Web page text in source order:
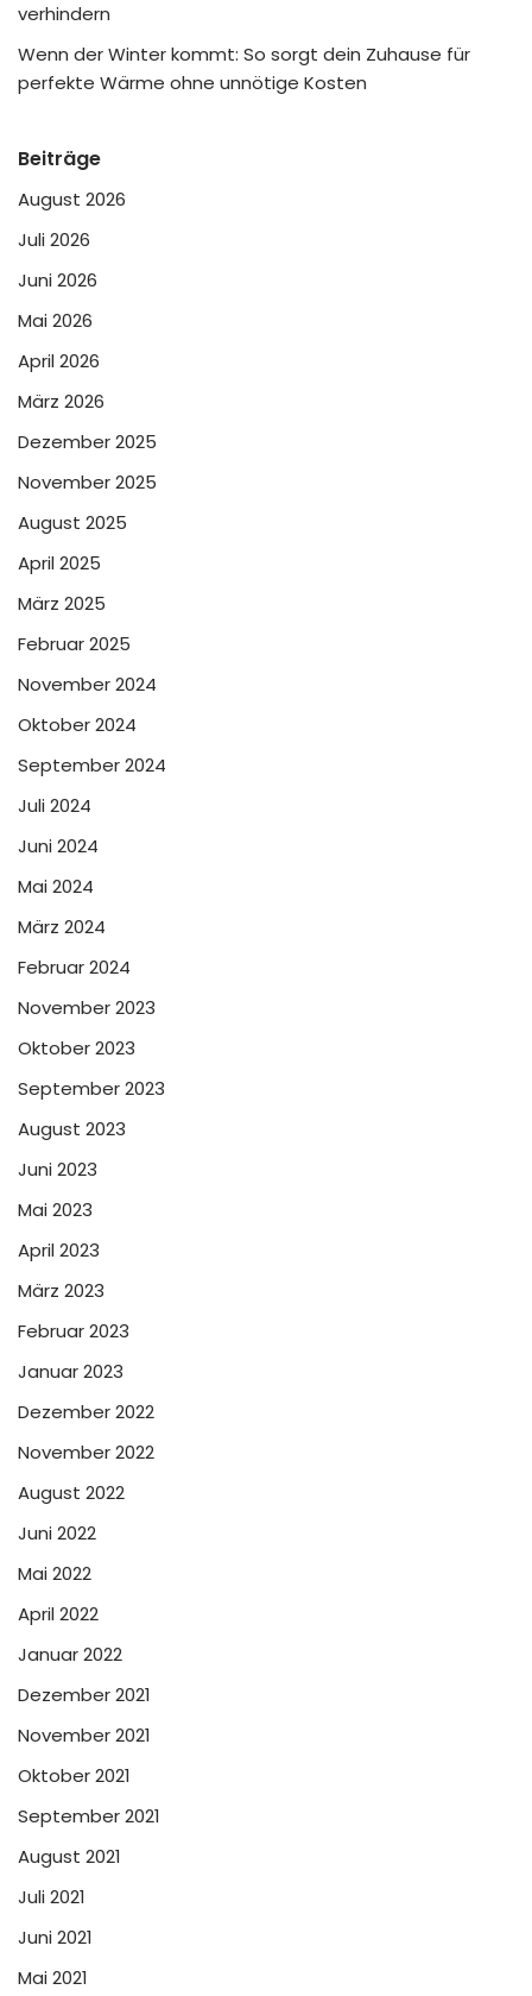
verhindern
Wenn der Winter kommt: So sorgt dein Zuhause für
perfekte Wärme ohne unnötige Kosten
Beiträge
August 2026
Juli 2026
Juni 2026
Mai 2026
April 2026
März 2026
Dezember 2025
November 2025
August 2025
April 2025
März 2025
Februar 2025
November 2024
Oktober 2024
September 2024
Juli 2024
Juni 2024
Mai 2024
März 2024
Februar 2024
November 2023
Oktober 2023
September 2023
August 2023
Juni 2023
Mai 2023
April 2023
März 2023
Februar 2023
Januar 2023
Dezember 2022
November 2022
August 2022
Juni 2022
Mai 2022
April 2022
Januar 2022
Dezember 2021
November 2021
Oktober 2021
September 2021
August 2021
Juli 2021
Juni 2021
Mai 2021